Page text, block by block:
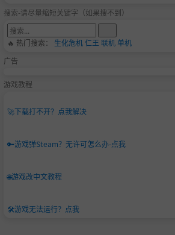
搜索-请尽量缩短关键字（如果搜不到）
🔥 热门搜索： 生化危机仁王 联机单机
广告
游戏教程
🚀下载打不开？点我解决
🔑游戏弹Steam？无许可怎么办-点我
🌐游戏改中文教程
🛠️游戏无法运行？点我